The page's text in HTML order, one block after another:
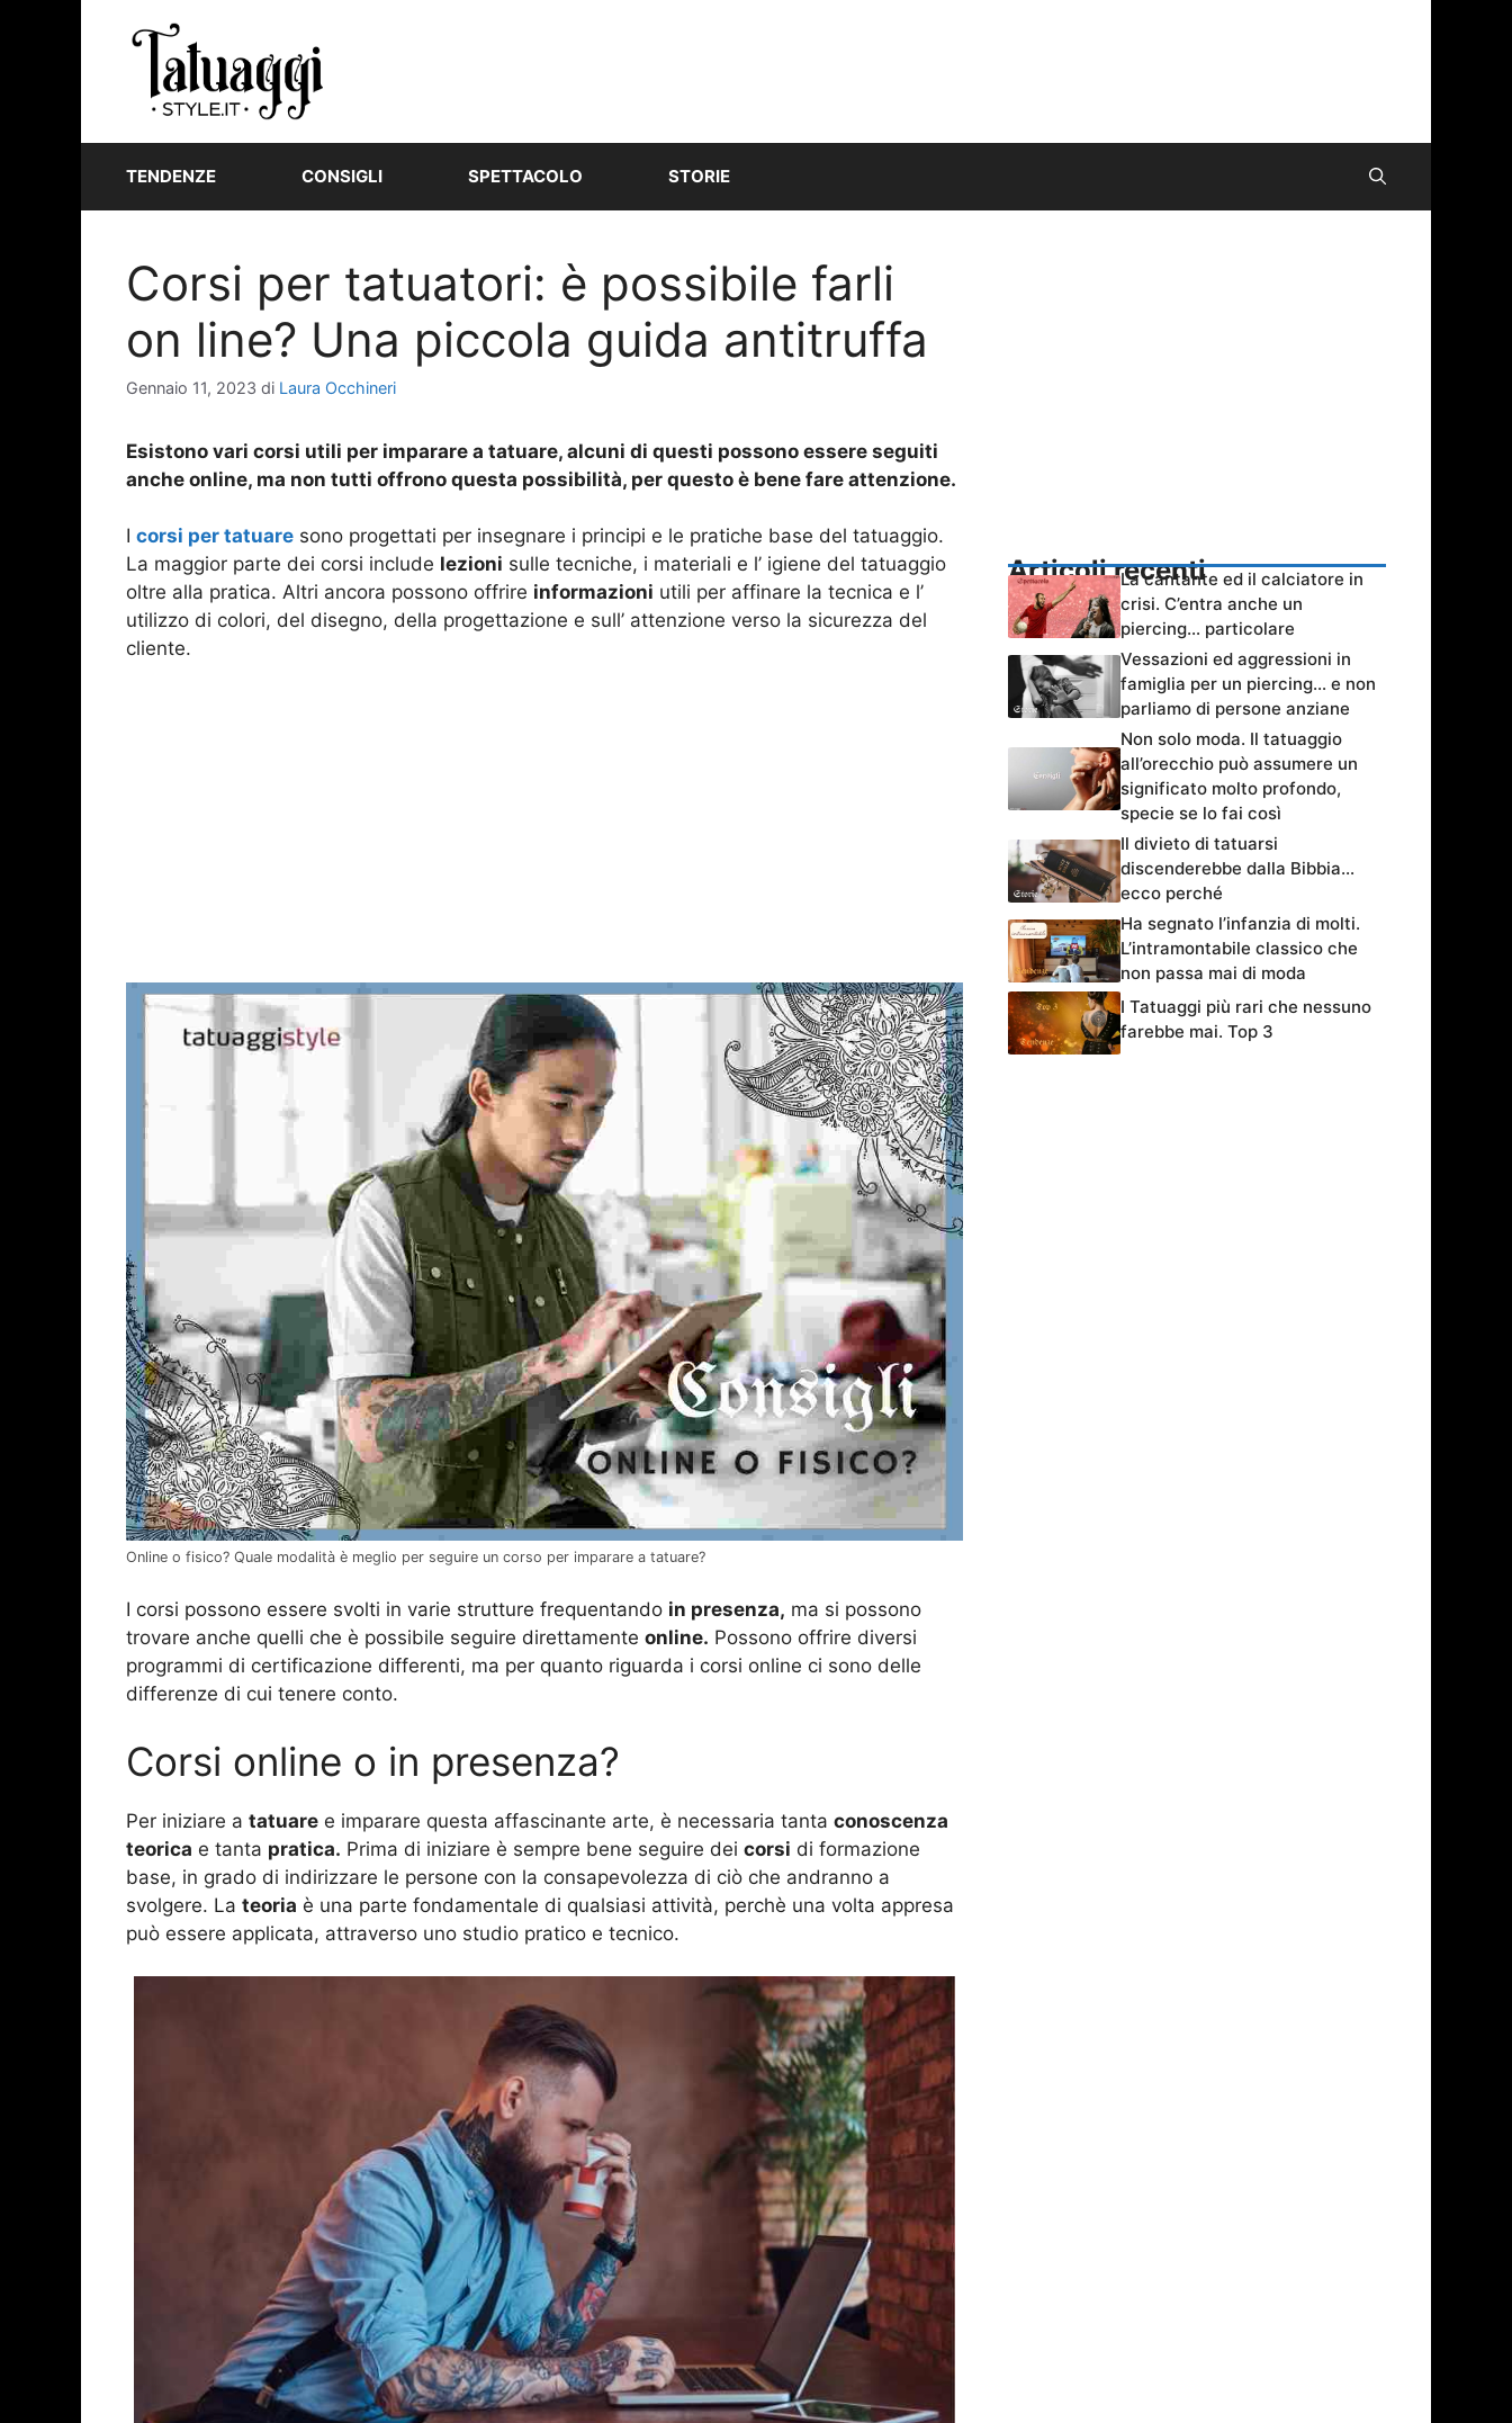
TENDENZE CONSIGLI SPETTACOLO STORIE
Corsi per tatuatori: è possibile farli
on line? Una piccola guida antitruffa
Gennaio 11, 2023 di Laura Occhineri
Esistono vari corsi utili per imparare a tatuare, alcuni di questi possono essere seguiti
anche online, ma non tutti offrono questa possibilità, per questo è bene fare attenzione.
I corsi per tatuare sono progettati per insegnare i principi e le pratiche base del tatuaggio.
La maggior parte dei corsi include lezioni sulle tecniche, i materiali e l’ igiene del tatuaggio
oltre alla pratica. Altri ancora possono offrire informazioni utili per affinare la tecnica e l’
utilizzo di colori, del disegno, della progettazione e sull’ attenzione verso la sicurezza del
cliente.
Online o fisico? Quale modalità è meglio per seguire un corso per imparare a tatuare?
I corsi possono essere svolti in varie strutture frequentando in presenza, ma si possono
trovare anche quelli che è possibile seguire direttamente online. Possono offrire diversi
programmi di certificazione differenti, ma per quanto riguarda i corsi online ci sono delle
differenze di cui tenere conto.
Corsi online o in presenza?
Per iniziare a tatuare e imparare questa affascinante arte, è necessaria tanta conoscenza
teorica e tanta pratica. Prima di iniziare è sempre bene seguire dei corsi di formazione
base, in grado di indirizzare le persone con la consapevolezza di ciò che andranno a
svolgere. La teoria è una parte fondamentale di qualsiasi attività, perchè una volta appresa
può essere applicata, attraverso uno studio pratico e tecnico.
Articoli recentiLa cantante ed il calciatore in
crisi. C’entra anche un
piercing… particolare
Vessazioni ed aggressioni in
famiglia per un piercing… e non
parliamo di persone anziane
Non solo moda. Il tatuaggio
all’orecchio può assumere un
significato molto profondo,
specie se lo fai così
Il divieto di tatuarsi
discenderebbe dalla Bibbia…
ecco perché
Ha segnato l’infanzia di molti.
L’intramontabile classico che
non passa mai di moda
I Tatuaggi più rari che nessuno
farebbe mai. Top 3